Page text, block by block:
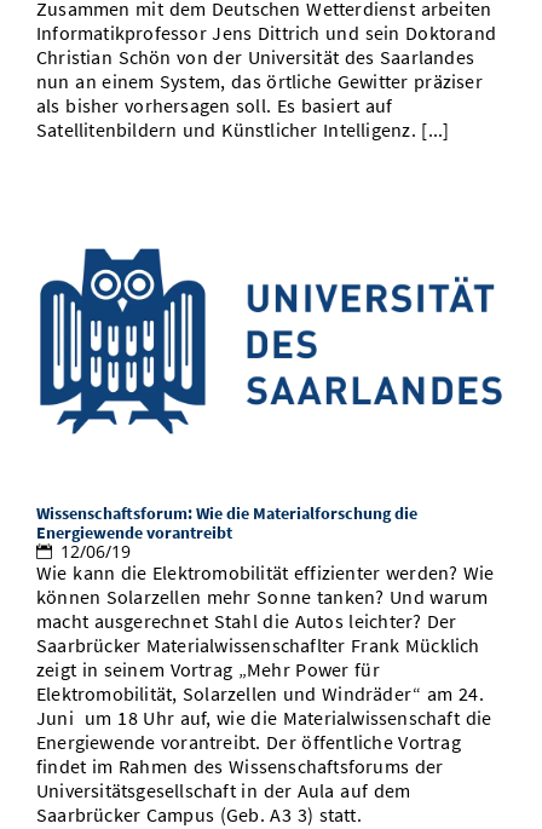
Zusammen mit dem Deutschen Wetterdienst arbeiten
Informatikprofessor Jens Dittrich und sein Doktorand
Christian Schön von der Universität des Saarlandes
nun an einem System, das örtliche Gewitter präziser
als bisher vorhersagen soll. Es basiert auf
Satellitenbildern und Künstlicher Intelligenz. [...]
Wissenschaftsforum: Wie die Materialforschung die
Energiewende vorantreibt
12/06/19
Wie kann die Elektromobilität effizienter werden? Wie
können Solarzellen mehr Sonne tanken? Und warum
macht ausgerechnet Stahl die Autos leichter? Der
Saarbrücker Materialwissenschaflter Frank Mücklich
zeigt in seinem Vortrag „Mehr Power für
Elektromobilität, Solarzellen und Windräder“ am 24.
Juni um 18 Uhr auf, wie die Materialwissenschaft die
Energiewende vorantreibt. Der öffentliche Vortrag
findet im Rahmen des Wissenschaftsforums der
Universitätsgesellschaft in der Aula auf dem
Saarbrücker Campus (Geb. A3 3) statt.